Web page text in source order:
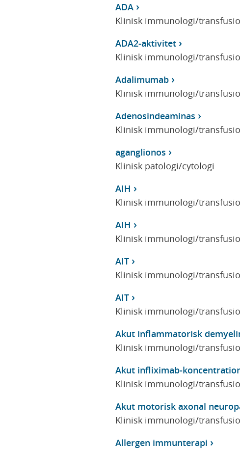
ADA
Klinisk immunologi/
ADA2-aktivitet
Klinisk immunologi/
Adalimumab
Klinisk immunologi/
Adenosindeaminas
Klinisk immunologi/
aganglionos
Klinisk patologi/cytologi
AIH
Klinisk immunologi/
AIH
Klinisk immunologi/
AIT
Klinisk immunologi/
AIT
Klinisk immunologi/
Akut inflammatorisk
Klinisk immunologi/
Akut infliximab-
Klinisk immunologi/
Akut motorisk axonal
Klinisk immunologi/
Allergen immunterapi